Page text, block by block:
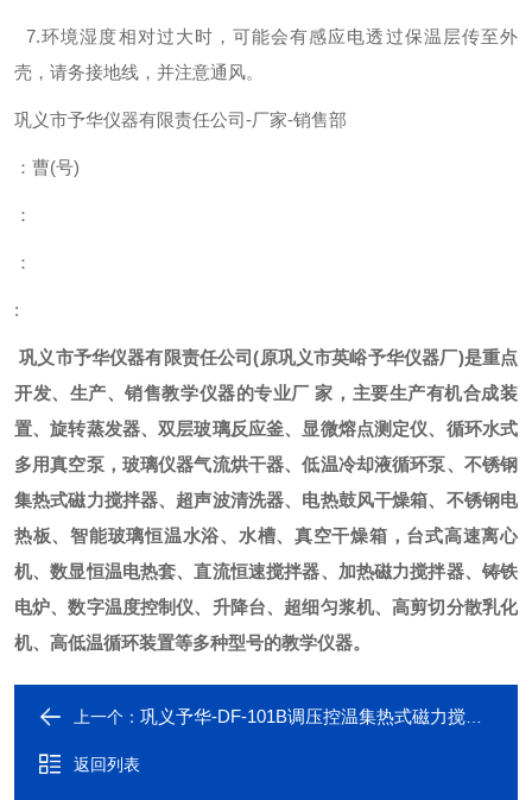
7.环境湿度相对过大时，可能会有感应电透过保温层传至外
壳，请务接地线，并注意通风。
巩义市予华仪器有限责任公司-厂家-销售部
：曹(号)
：
：
:
巩义市予华仪器有限责任公司(原巩义市英峪予华仪器厂)是重点
开发、生产、销售教学仪器的专业厂 家，主要生产有机合成装
置、旋转蒸发器、双层玻璃反应釜、显微熔点测定仪、循环水式
多用真空泵，玻璃仪器气流烘干器、低温冷却液循环泵、不锈钢
集热式磁力搅拌器、超声波清洗器、电热鼓风干燥箱、不锈钢电
热板、智能玻璃恒温水浴、水槽、真空干燥箱，台式高速离心
机、数显恒温电热套、直流恒速搅拌器、加热磁力搅拌器、铸铁
电炉、数字温度控制仪、升降台、超细匀浆机、高剪切分散乳化
机、高低温循环装置等多种型号的教学仪器。
上一个： 巩义予华-DF-101B调压控温集热式磁力搅拌器厂家/参数/图片
返回列表